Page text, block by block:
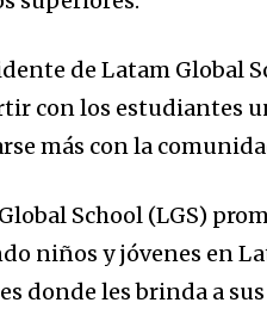
de Latam Global
con los estudiantes
más con la
School (LGS)
niños y jóvenes en
donde les brinda a